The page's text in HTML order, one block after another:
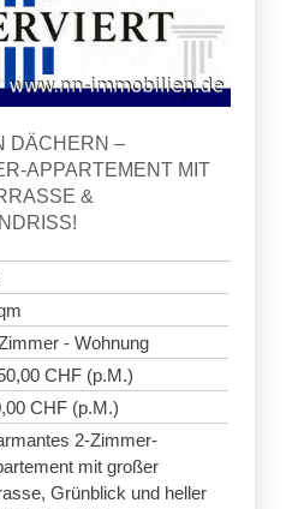
DÄCHERN –
APPARTEMENT MIT
&
- Wohnung
CHF (p.M.)
CHF (p.M.)
2-Zimmer-
mit großer
Grünblick und heller